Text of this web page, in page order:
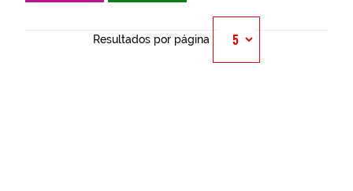
Resultados por página